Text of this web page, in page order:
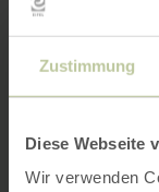
Zustimmung
Diese Webseite
Wir verwenden